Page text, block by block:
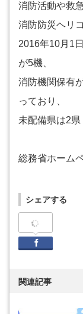
消防活動や救
消防防災ヘリ
2016年10月1
が5機、
消防機関保有
っており、
未配備県は2県
総務省ホーム
シェアする
関連記事